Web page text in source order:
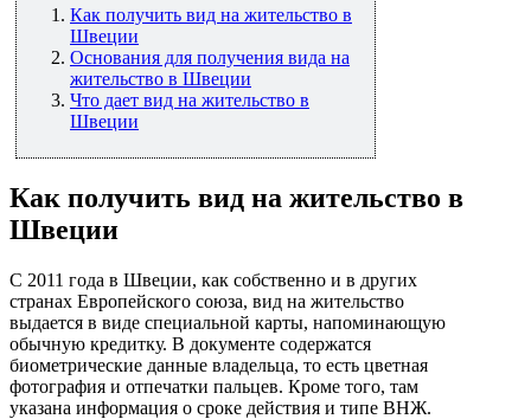
Как получить вид на жительство в
Швеции
Основания для получения вида на
жительство в Швеции
Что дает вид на жительство в
Швеции
Как получить вид на жительство в
Швеции
С 2011 года в Швеции, как собственно и в других
странах Европейского союза, вид на жительство
выдается в виде специальной карты, напоминающую
обычную кредитку. В документе содержатся
биометрические данные владельца, то есть цветная
фотография и отпечатки пальцев. Кроме того, там
указана информация о сроке действия и типе ВНЖ.